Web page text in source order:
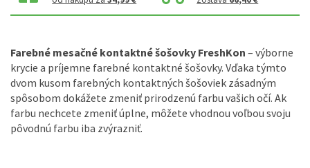
Farebné mesačné kontaktné šošovky FreshKon – výborne
krycie a príjemne farebné kontaktné šošovky. Vďaka týmto
dvom kusom farebných kontaktných šošoviek zásadným
spôsobom dokážete zmeniť prirodzenú farbu vašich očí. Ak
farbu nechcete zmeniť úplne, môžete vhodnou voľbou svoju
pôvodnú farbu iba zvýrazniť.